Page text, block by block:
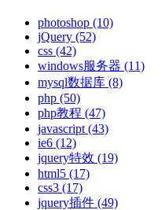
photoshop (10)
jQuery (52)
css (42)
windows服务器 (11)
mysql数据库 (8)
php (50)
php教程 (47)
javascript (43)
ie6 (12)
jquery特效 (19)
html5 (17)
css3 (17)
jquery插件 (49)